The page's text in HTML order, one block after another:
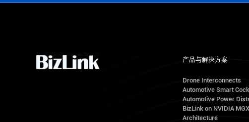
产品与解决方案
Drone Interconnects
Automotive Smart
Automotive Power
BizLink on NVIDIA
Architecture